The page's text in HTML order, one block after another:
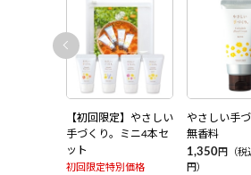
【初回限定】やさしい
手づくり。ミニ4本セ
ット
初回限定特別価格
やさしい手
無香料
1,350円（税
円）